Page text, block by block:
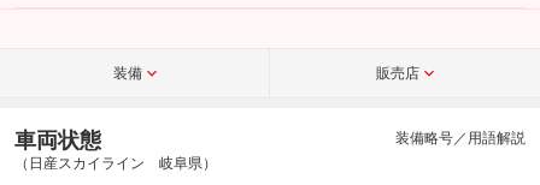
装備 販売店
車両状態
（日産スカイライン 岐阜県）
装備略号／用語解説